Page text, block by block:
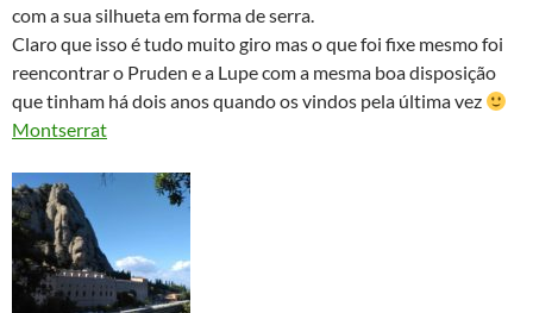
com a sua silhueta em forma de serra.
Claro que isso é tudo muito giro mas o que foi fixe mesmo foi
reencontrar o Pruden e a Lupe com a mesma boa disposição
que tinham há dois anos quando os vindos pela última vez
Montserrat